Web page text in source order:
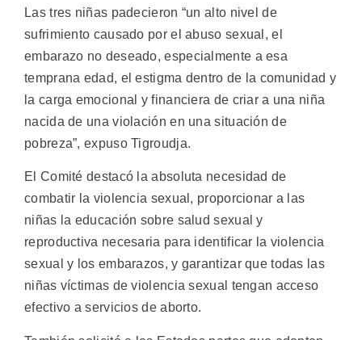
Las tres niñas padecieron “un alto nivel de
sufrimiento causado por el abuso sexual, el
embarazo no deseado, especialmente a esa
temprana edad, el estigma dentro de la comunidad y
la carga emocional y financiera de criar a una niña
nacida de una violación en una situación de
pobreza”, expuso Tigroudja.
El Comité destacó la absoluta necesidad de
combatir la violencia sexual, proporcionar a las
niñas la educación sobre salud sexual y
reproductiva necesaria para identificar la violencia
sexual y los embarazos, y garantizar que todas las
niñas víctimas de violencia sexual tengan acceso
efectivo a servicios de aborto.